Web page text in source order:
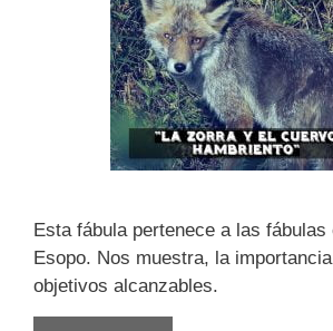
Esta fábula pertenece a las
Esopo. Nos muestra, la
objetivos alcanzables.